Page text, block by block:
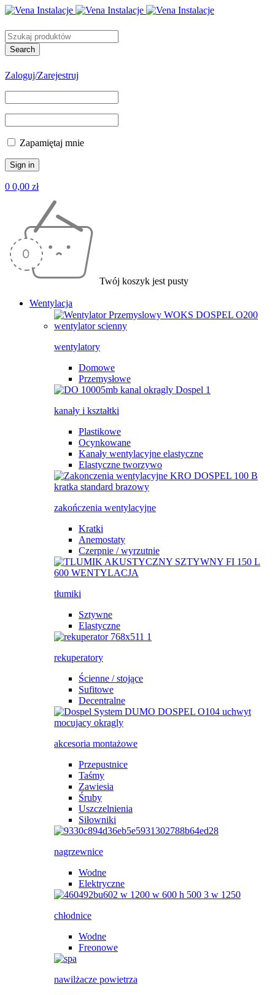
Zaloguj/Zarejestruj
Zapamiętaj mnie
0 0,00 zł
Twój koszyk jest pusty
Wentylacja
wentylatory
Domowe
Przemysłowe
kanały i kształtki
Plastikowe
Ocynkowane
Kanały wentylacyjne elastyczne
Elastyczne tworzywo
zakończenia wentylacyjne
Kratki
Anemostaty
Czerpnie / wyrzutnie
tłumiki
Sztywne
Elastyczne
rekuperatory
Ścienne / stojące
Sufitowe
Decentralne
akcesoria montażowe
Przepustnice
Taśmy
Zawiesia
Śruby
Uszczelnienia
Siłowniki
nagrzewnice
Wodne
Elektryczne
chłodnice
Wodne
Freonowe
nawilżacze powietrza